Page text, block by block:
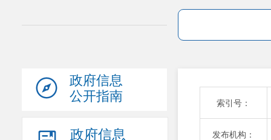
政府信息
公开指南
政府信息
索引号：
发布机构：